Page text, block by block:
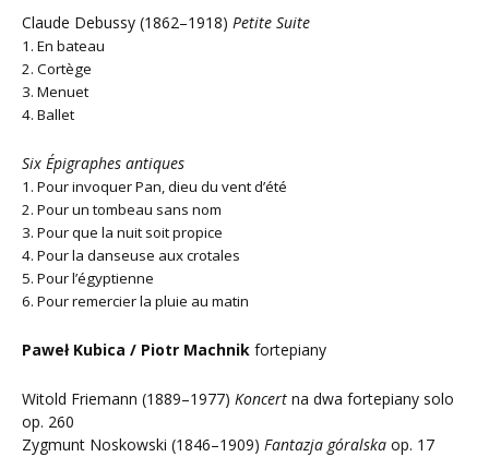
Claude Debussy (1862–1918) Petite Suite
1. En bateau
2. Cortège
3. Menuet
4. Ballet
Six Épigraphes antiques
1. Pour invoquer Pan, dieu du vent d’été
2. Pour un tombeau sans nom
3. Pour que la nuit soit propice
4. Pour la danseuse aux crotales
5. Pour l’égyptienne
6. Pour remercier la pluie au matin
Paweł Kubica / Piotr Machnik fortepiany
Witold Friemann (1889–1977) Koncert na dwa fortepiany solo
op. 260
Zygmunt Noskowski (1846–1909) Fantazja góralska op. 17